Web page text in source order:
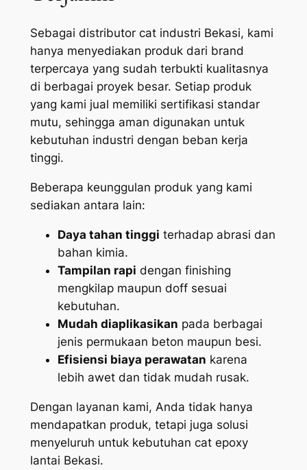
Sebagai distributor cat industri Bekasi, kami
hanya menyediakan produk dari brand
terpercaya yang sudah terbukti kualitasnya
di berbagai proyek besar. Setiap produk
yang kami jual memiliki sertifikasi standar
mutu, sehingga aman digunakan untuk
kebutuhan industri dengan beban kerja
tinggi.
Beberapa keunggulan produk yang kami
sediakan antara lain:
Daya tahan tinggi terhadap abrasi dan
bahan kimia.
Tampilan rapi dengan finishing
mengkilap maupun doff sesuai
kebutuhan.
Mudah diaplikasikan pada berbagai
jenis permukaan beton maupun besi.
Efisiensi biaya perawatan karena
lebih awet dan tidak mudah rusak.
Dengan layanan kami, Anda tidak hanya
mendapatkan produk, tetapi juga solusi
menyeluruh untuk kebutuhan cat epoxy
lantai Bekasi.